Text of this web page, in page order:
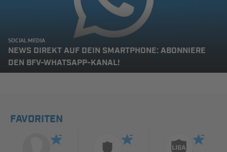
SOCIAL MEDIA
NEWS DIREKT AUF DEIN SMARTPHONE: ABONNIERE
DEN BFV-WHATSAPP-KANAL!
FAVORITEN